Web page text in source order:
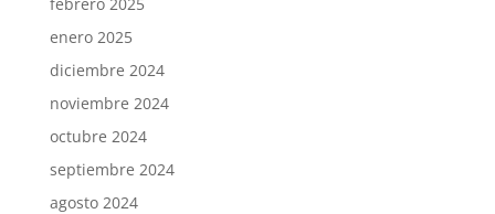
enero 2025
diciembre 2024
noviembre 2024
octubre 2024
septiembre 2024
agosto 2024